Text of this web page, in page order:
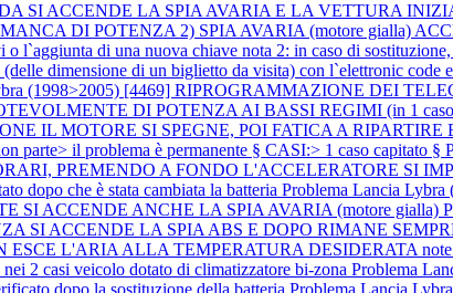
SI ACCENDE LA SPIA AVARIA E LA VETTURA
DI POTENZA 2) SPIA AVARIA (motore gialla)
di una nuova chiave nota 2: in caso di
dimensione di un biglietto da visita) con l`elettronic code
(1998>2005) [4469] RIPROGRAMMAZIONE DEI
DI POTENZA AI BASSI REGIMI (in 1 caso
IL MOTORE SI SPEGNE, POI FATICA A RIPARTIRE
il problema è permanente § CASI:> 1 caso capitato §
PREMENDO A FONDO L'ACCELERATORE SI
dopo che è stata cambiata la batteria Problema Lancia
ACCENDE ANCHE LA SPIA AVARIA (motore gialla)
SI ACCENDE LA SPIA ABS E DOPO RIMANE
L'ARIA ALLA TEMPERATURA DESIDERATA note:
2 casi veicolo dotato di climatizzatore bi-zona Problema
dopo la sostituzione della batteria Problema Lancia